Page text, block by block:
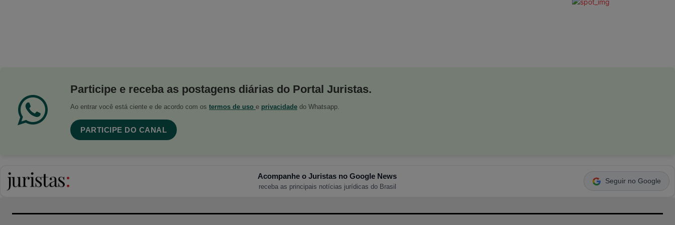
Participe e receba as postagens diárias do Portal Juristas.
Ao entrar você está ciente e de acordo com os termos de uso e privacidade do Whatsapp.
PARTICIPE DO CANAL
Acompanhe o Juristas no Google News
receba as principais notícias jurídicas do Brasil
Seguir no Google